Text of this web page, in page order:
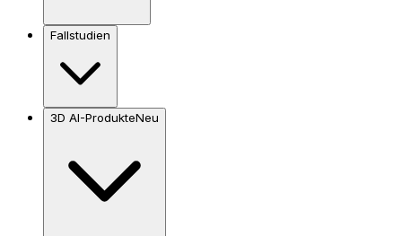
Fallstudien
3D AI-ProdukteNeu